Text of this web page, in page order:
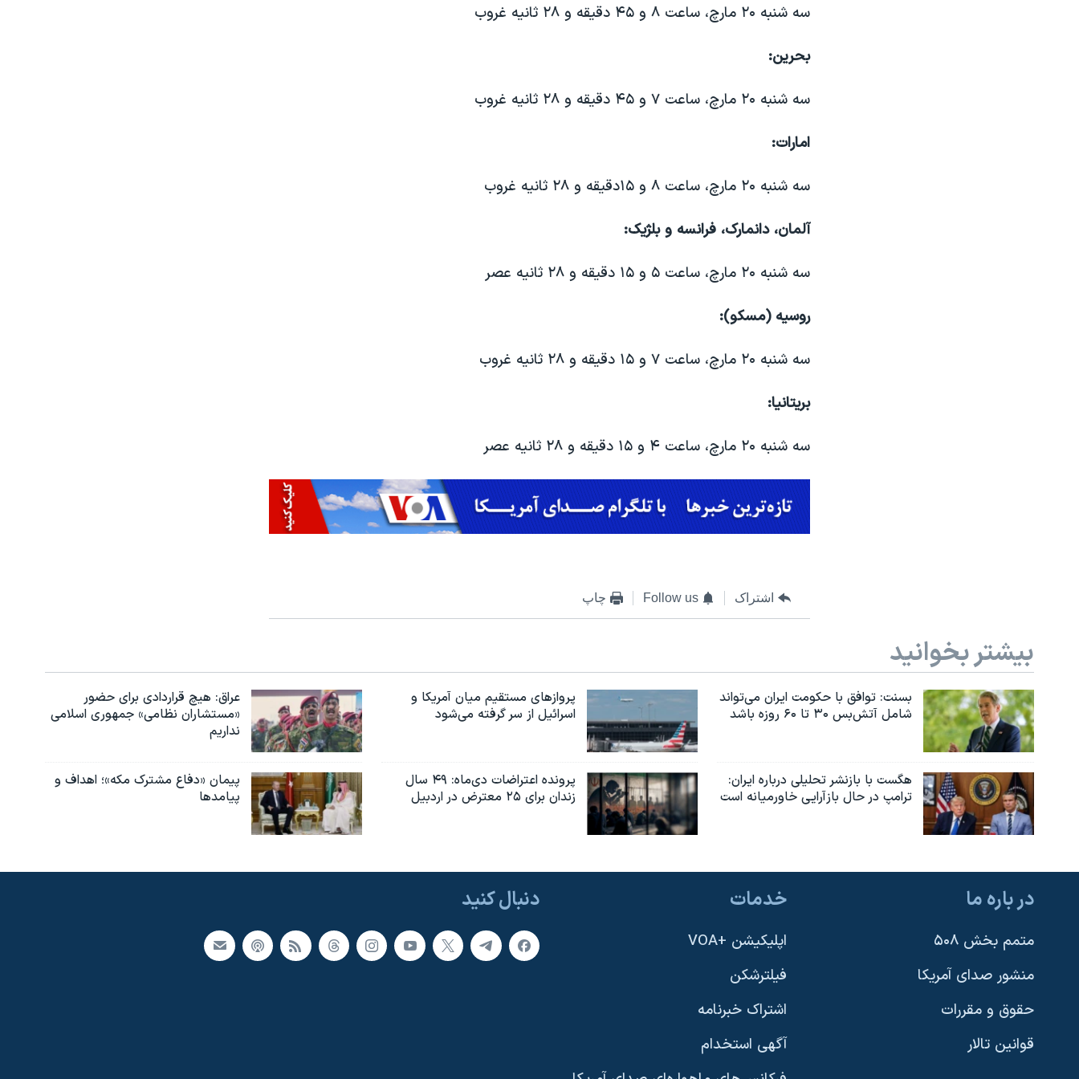
سه شنبه ۲۰ مارچ، ساعت ۸ و ۴۵ دقیقه و ۲۸ ثانیه غروب
بحرین:
سه شنبه ۲۰ مارچ، ساعت ۷ و ۴۵ دقیقه و ۲۸ ثانیه غروب
امارات:
سه شنبه ۲۰ مارچ، ساعت ۸ و ۱۵دقیقه و ۲۸ ثانیه غروب
آلمان، دانمارک، فرانسه و بلژیک:
سه شنبه ۲۰ مارچ، ساعت ۵ و ۱۵ دقیقه و ۲۸ ثانیه عصر
روسیه (مسکو):
سه شنبه ۲۰ مارچ، ساعت ۷ و ۱۵ دقیقه و ۲۸ ثانیه غروب
بریتانیا:
سه شنبه ۲۰ مارچ، ساعت ۴ و ۱۵ دقیقه و ۲۸ ثانیه عصر
اشتراک Follow us چاپ
بیشتر بخوانید
بسنت: توافق با حکومت ایران می‌تواند
شامل آتش‌بس ۳۰ تا ۶۰ روزه باشد
پروازهای مستقیم میان آمریکا و
اسرائیل از سر گرفته می‌شود
عراق: هیچ قراردادی برای حضور
«مستشاران نظامی» جمهوری اسلامی
نداریم
هگست با بازنشر تحلیلی درباره ایران:
ترامپ در حال بازآرایی خاورمیانه است
پرونده اعتراضات دی‌ماه: ۴۹ سال
زندان برای ۲۵ معترض در اردبیل
پیمان «دفاع مشترک مکه»؛ اهداف و
پیامدها
دنبال کنید در باره ما
متمم بخش ۵۰۸
منشور صدای آمریکا
حقوق و مقررات
قوانین تالار
خدمات
اپلیکیشن +VOA
فیلترشکن
اشتراک خبرنامه
آگهی استخدام